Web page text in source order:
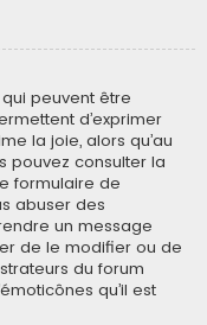
peuvent être
d’exprimer
la joie, alors qu’au
pouvez consulter la
formulaire de
abuser des
un message
de le modifier ou de
du forum
qu’il est